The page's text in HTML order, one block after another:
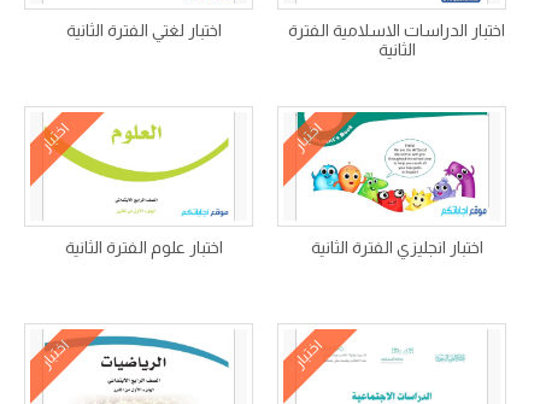
اختبار الدراسات الاسلامية الفترة
الثانية
اختبار لغتي الفترة الثانية
اختبار
اختبار انجليزي الفترة الثانية
اختبار
اختبار علوم الفترة الثانية
اختبار اختبار